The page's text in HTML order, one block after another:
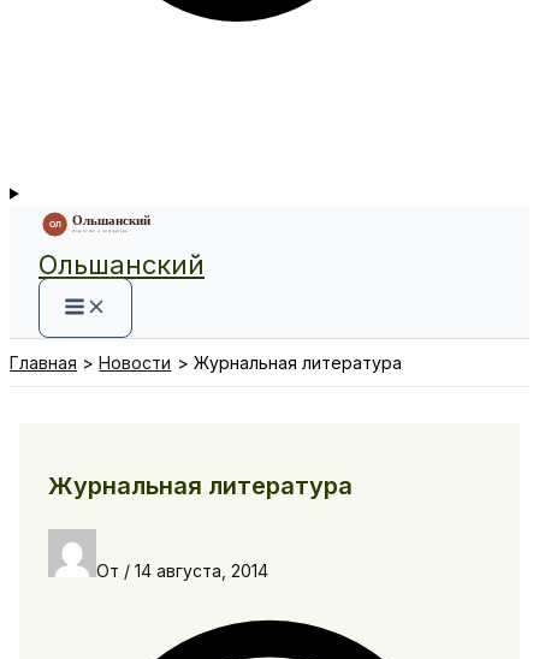
Ольшанский
Главная Новости Журнальная литература
Журнальная литература
От / 14 августа, 2014